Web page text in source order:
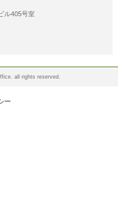
405号室
all rights reserved.
ー